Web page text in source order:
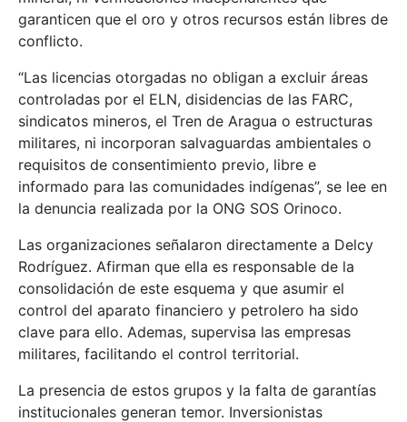
garanticen que el oro y otros recursos están libres de
conflicto.
“Las licencias otorgadas no obligan a excluir áreas
controladas por el ELN, disidencias de las FARC,
sindicatos mineros, el Tren de Aragua o estructuras
militares, ni incorporan salvaguardas ambientales o
requisitos de consentimiento previo, libre e
informado para las comunidades indígenas”, se lee en
la denuncia realizada por la ONG SOS Orinoco.
Las organizaciones señalaron directamente a Delcy
Rodríguez. Afirman que ella es responsable de la
consolidación de este esquema y que asumir el
control del aparato financiero y petrolero ha sido
clave para ello. Ademas, supervisa las empresas
militares, facilitando el control territorial.
La presencia de estos grupos y la falta de garantías
institucionales generan temor. Inversionistas